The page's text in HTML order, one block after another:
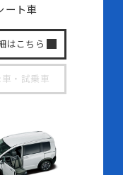
ート車
はこちら
車・試乗車